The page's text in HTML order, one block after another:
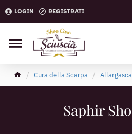
LOGIN REGISTRATI
Cura della Scarpa
Saphir